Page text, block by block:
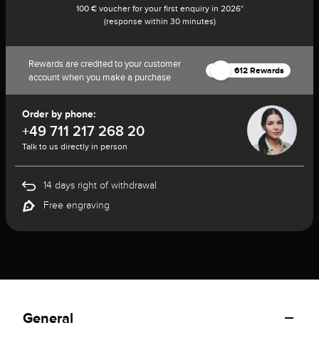
100 € voucher for your first enquiry in 2026*
(response within 30 minutes)
Rewards are credited to your customer
account when you make a purchase
612 Rewards
Order by phone:
+49 711 217 268 20
Talk to us directly in person
14 days right of withdrawal
Free engraving
General